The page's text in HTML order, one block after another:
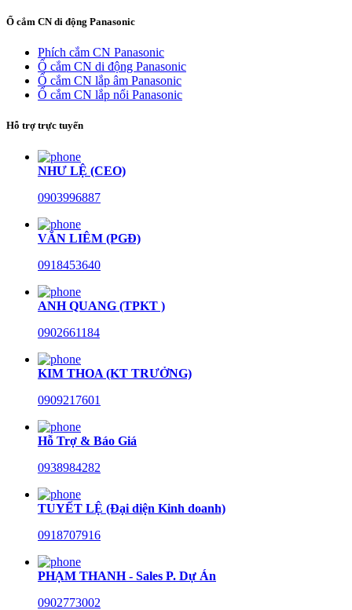
Ổ cắm CN di động Panasonic
Phích cắm CN Panasonic
Ổ cắm CN di động Panasonic
Ổ cắm CN lắp âm Panasonic
Ổ cắm CN lắp nổi Panasonic
Hỗ trợ trực tuyến
NHƯ LỆ (CEO)
0903996887
VĂN LIÊM (PGĐ)
0918453640
ANH QUANG (TPKT )
0902661184
KIM THOA (KT TRƯỞNG)
0909217601
Hỗ Trợ & Báo Giá
0938984282
TUYẾT LỆ (Đại diện Kinh doanh)
0918707916
PHẠM THANH - Sales P. Dự Án
0902773002